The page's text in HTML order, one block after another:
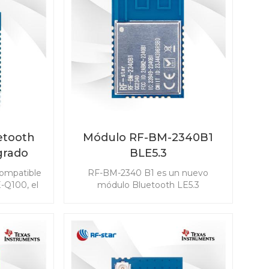
Q100, el
incluido
pasiva
Módulo RF-BM-2340B1
BLE5.3
RF-BM-2340 B1 es un nuevo
módulo Bluetooth LE5.3
aplicación de forma fácil y rápida.
También es compatible con ZigBee
3.0, que hace posible la